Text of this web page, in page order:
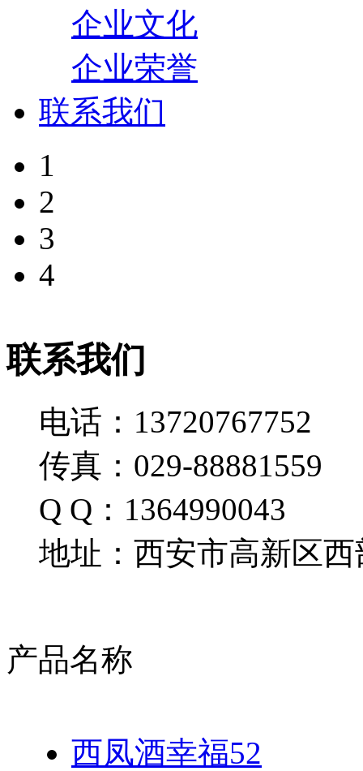
企业文化
企业荣誉
联系我们
1
2
3
4
联系我们
电话：13720767752
传真：029-88881559
Q Q：1364990043
地址：西安市高新区西
产品名称
西凤酒幸福52